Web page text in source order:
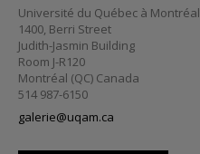
Université du Québec à Montréal
1400, Berri Street
Judith-Jasmin Building
Room J-R120
Montréal (QC) Canada
514 987-6150
galerie@uqam.ca